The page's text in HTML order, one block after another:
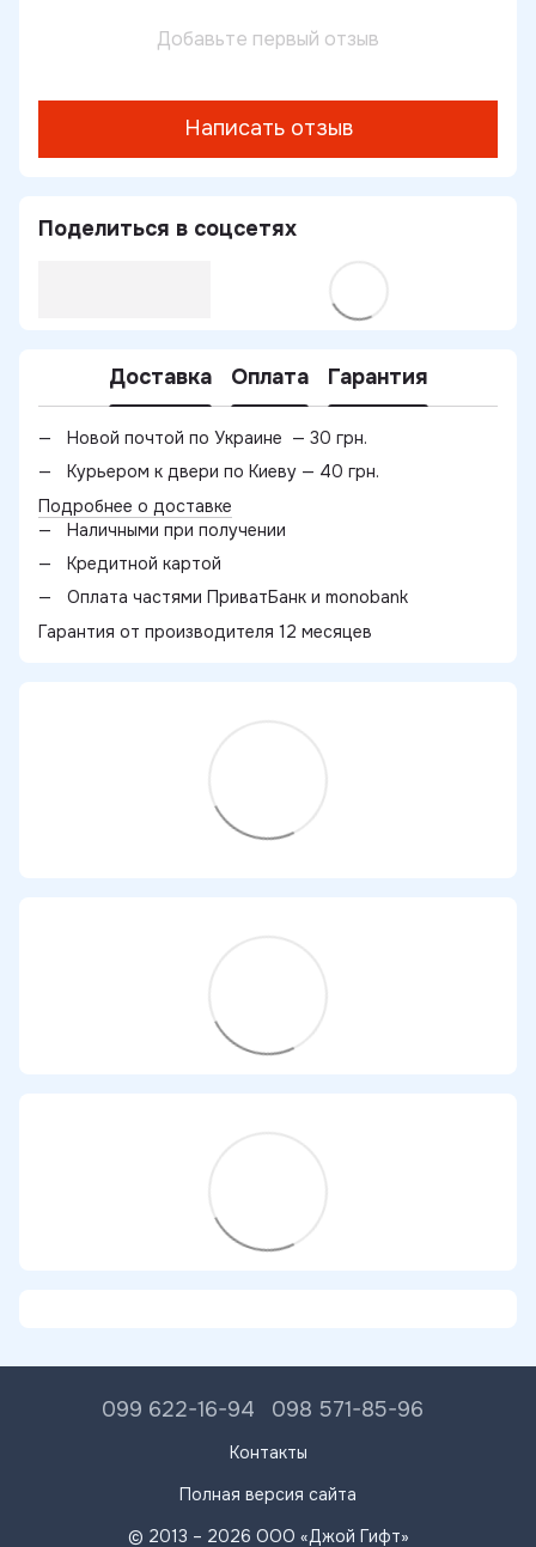
Добавьте первый отзыв
Написать отзыв
Поделиться в соцсетях
Доставка Оплата Гарантия
Новой почтой по Украине — 30 грн.
Курьером к двери по Киеву — 40 грн.
Подробнее о доставке
Наличными при получении
Кредитной картой
Оплата частями ПриватБанк и monobank
Гарантия от производителя 12 месяцев
099 622-16-94 098 571-85-96
Контакты
Полная версия сайта
© 2013 – 2026 ООО «Джой Гифт»